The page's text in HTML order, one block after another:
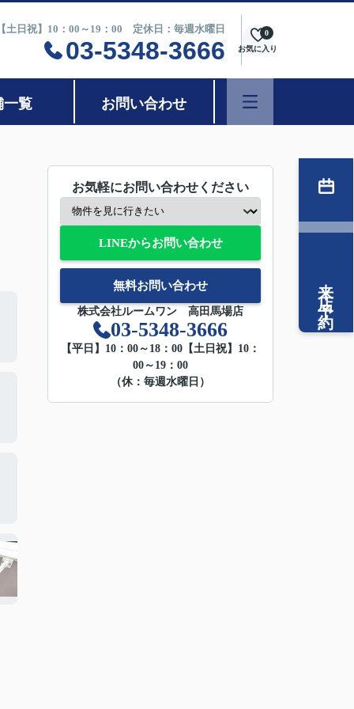
土日祝】10：00～19：00 定休日：毎週水曜日
03-5348-3666 お気に入り
0
一覧 お問い合わせ
お気軽にお問い合わせください
LINEからお問い合わせ
無料お問い合わせ
株式会社ルームワン 高田馬場店
03-5348-3666
【平日】10：00～18：00【土日祝】10：
00～19：00
（休：毎週水曜日）
来店予約